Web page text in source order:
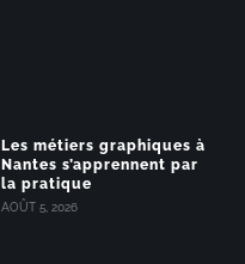
Les métiers graphiques à
Nantes s’apprennent par
la pratique
AOÛT 5, 2026